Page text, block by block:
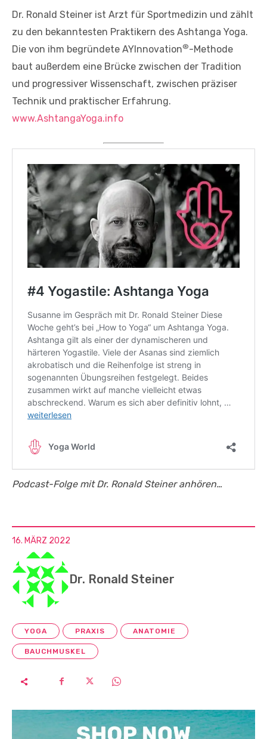
Dr. Ronald Steiner ist Arzt für Sportmedizin und zählt
zu den bekanntesten Praktikern des Ashtanga Yoga.
Die von ihm begründete AYInnovation®-Methode
baut außerdem eine Brücke zwischen der Tradition
und progressiver Wissenschaft, zwischen präziser
Technik und praktischer Erfahrung.
www.AshtangaYoga.info
Podcast-Folge mit Dr. Ronald Steiner anhören…
16. MÄRZ 2022
Dr. Ronald Steiner
YOGA PRAXIS ANATOMIE
BAUCHMUSKEL